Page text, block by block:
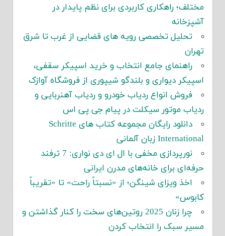
مختلف؛ راهکاری کاربردی برای نظم پایدار در
آشپزخانه
تحلیل تخصصی رویه های قضایی از غرب تا شرق
تهران
راهنمای جامع انتخاب و خرید اسپیکر سقفی،
اسپیکر دیواری و بلندگو شیپوری از فروشگاه آوازک
فروش انواع ردیاب خودرو و ردیاب آهنربایی و
ردیاب موتور سیکلت در پیام جی پی اس
دانلود رایگان مجموعه کتاب های Schritte
International زبان آلمانی
نورپردازی مخفی با ال ای دی نواری: 7 ترفند
حرفه‌ای برای خانه‌های مدرن ایرانی
اخذ ویزای شینگن؛ از «نسبتاً راحت» تا «تقریباً
کابوس»
چرا زنان 2025 روتین‌های سخت را کنار گذاشتن و
مسیر سبک را انتخاب کردن